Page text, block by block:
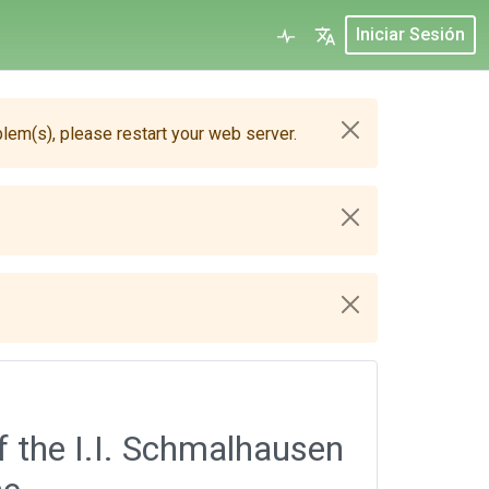
Iniciar Sesión
please restart your web server.
the I.I. Schmalhausen